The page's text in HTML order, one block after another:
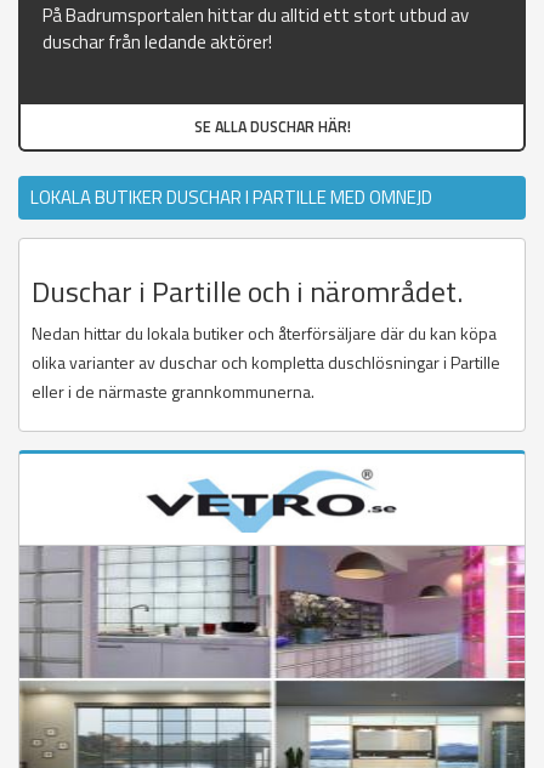
På Badrumsportalen hittar du alltid ett stort utbud av
duschar från ledande aktörer!
SE ALLA DUSCHAR HÄR!
LOKALA BUTIKER DUSCHAR I PARTILLE MED OMNEJD
Duschar i Partille och i närområdet.
Nedan hittar du lokala butiker och återförsäljare där du kan köpa
olika varianter av duschar och kompletta duschlösningar i Partille
eller i de närmaste grannkommunerna.